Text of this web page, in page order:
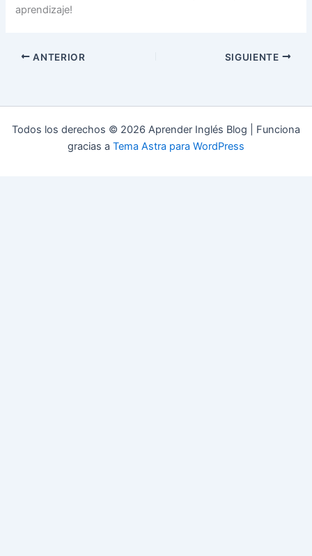
aprendizaje!
ANTERIOR SIGUIENTE
Todos los derechos © 2026 Aprender Inglés Blog | Funciona
gracias a Tema Astra para WordPress